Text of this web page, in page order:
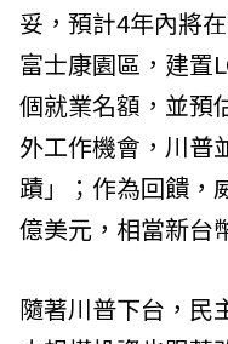
妥，預計4年內將
富士康園區，建置
個就業名額，並預
外工作機會，川普
蹟」；作為回饋，
億美元，相當新台
隨著川普下台，民